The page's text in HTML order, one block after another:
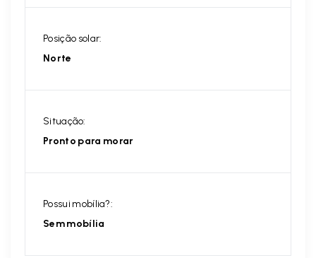
Posição solar:
Norte
Situação:
Pronto para morar
Possui mobília?:
Sem mobília